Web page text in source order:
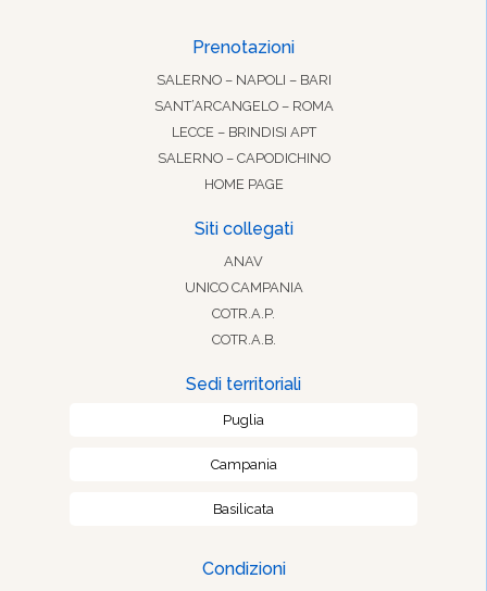
Prenotazioni
SALERNO – NAPOLI – BARI
SANT’ARCANGELO – ROMA
LECCE – BRINDISI APT
SALERNO – CAPODICHINO
HOME PAGE
Siti collegati
ANAV
UNICO CAMPANIA
COTR.A.P.
COTR.A.B.
Sedi territoriali
Puglia
Campania
Basilicata
Condizioni